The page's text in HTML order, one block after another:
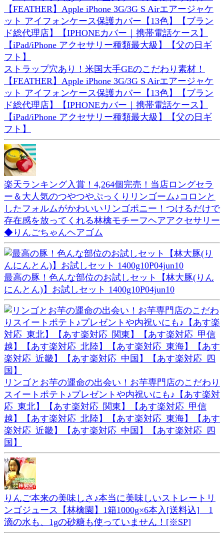
ストラップ穴あり！米国大手GEのこだわり素材！
【FEATHER】Apple iPhone 3G/3G S Airエアージャケ
ット アイフォンケース保護カバー【13色】【ブラン
ド総代理店】【IPHONEカバー｜携帯電話ケース】
【iPad/iPhone アクセサリー種類最大級】【父の日ギ
フト】
楽天ランキング入賞！4,264個完売！当店ロングセラ
ー＆大人気のつやつやぷっくりリンゴーム♪コロンと
したフォルムがかわいいリンゴポニー！つけるだけで
存在感を放ってくれる林檎モチーフヘアアクセサリー
◆りんごちゃんヘアゴム
最高の豚！色んな部位のお試しセット【林大豚(りん
にんとん)】お試しセット 1400g10P04jun10
リンゴとお芋の運命の出会い！お芋専門店のこだわり
スイートポテト♪プレゼントや内祝いにも♪【あす楽対
応_東北】【あす楽対応_関東】【あす楽対応_甲信
越】【あす楽対応_北陸】【あす楽対応_東海】【あす
楽対応_近畿】【あす楽対応_中国】【あす楽対応_四
国】
りんご本来の美味しさ♪本当に美味しいストレートリ
ンゴジュース【林檎園】1箱1000g×6本入[送料込] 1
滴の水も、1gの砂糖も使っていません！[※SP]